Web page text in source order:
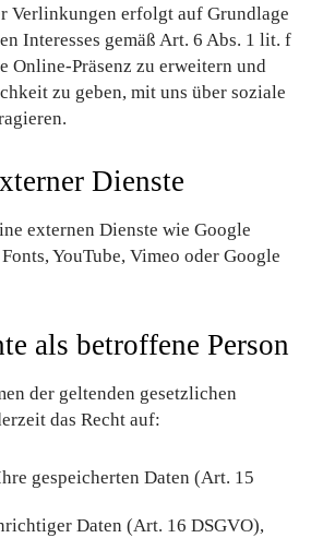
Verlinkungen erfolgt auf Grundlage
Interesses gemäß Art. 6 Abs. 1 lit. f
Online-Präsenz zu erweitern und
zu geben, mit uns über soziale
Dienste
externen Dienste wie Google
YouTube, Vimeo oder Google
als betroffene Person
der geltenden gesetzlichen
das Recht auf:
gespeicherten Daten (Art. 15
Daten (Art. 16 DSGVO),